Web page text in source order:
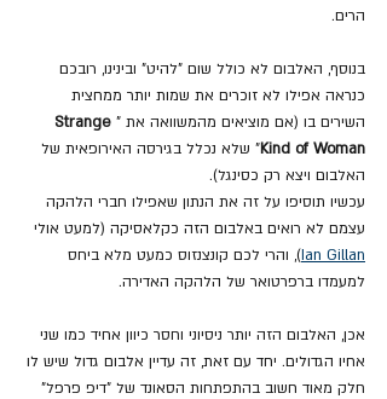
הרים.
בנוסף, האלבום לא כולל שום "להיט" ובינינו, רובכם
כנראה אפילו לא זוכרים את שמות יותר ממחצית
השירים בו (אם מוציאים מהמשוואה את " Strange
Kind of Woman" שלא נכלל בגירסה האירופאית של
האלבום ויצא רק כסינגל).
עכשיו תוסיפו על זה את הנתון שאפילו חברי הלהקה
עצמם לא רואים באלבום הזה כקלאסיקה (למעט אולי
Ian Gillan), והרי לכם קונצנזוס כמעט מלא ביחס
למעמדו ברפרטואר של הלהקה האדירה.
אכן, האלבום הזה יותר ניסיוני וחסר כיוון אחיד כמו שני
אחיו הגדולים. יחד עם זאת, זה עדיין אלבום גדול שיש לו
חלק מאוד חשוב בהתפתחות הסאונד של "דיפ פרפל"